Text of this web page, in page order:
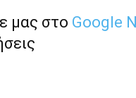
μας στο Google